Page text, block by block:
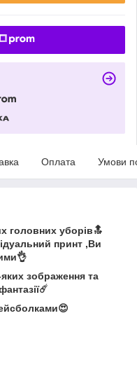
Оплата Умови
головних уборів🔝
принт ,Ви
зображення та